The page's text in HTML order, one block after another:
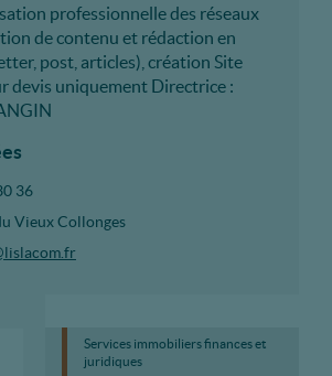
professionnelle des réseaux
de contenu et rédaction en
post, articles), création Site
devis uniquement Directrice :
36
Vieux Collonges
Services immobiliers finances et
juridiques